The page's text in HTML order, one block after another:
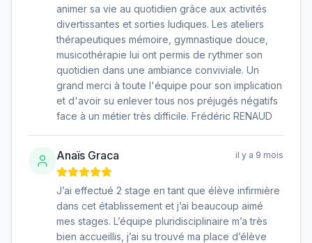
animer sa vie au quotidien grâce aux activités
divertissantes et sorties ludiques. Les ateliers
thérapeutiques mémoire, gymnastique douce,
musicothérapie lui ont permis de rythmer son
quotidien dans une ambiance conviviale. Un
grand merci à toute l'équipe pour son implication
et d'avoir su enlever tous nos préjugés négatifs
face à un métier très difficile. Frédéric RENAUD
Anaïs Graca il y a 9 mois
J’ai effectué 2 stage en tant que élève infirmière
dans cet établissement et j’ai beaucoup aimé
mes stages. L’équipe pluridisciplinaire m’a très
bien accueillis, j’ai su trouvé ma place d’élève